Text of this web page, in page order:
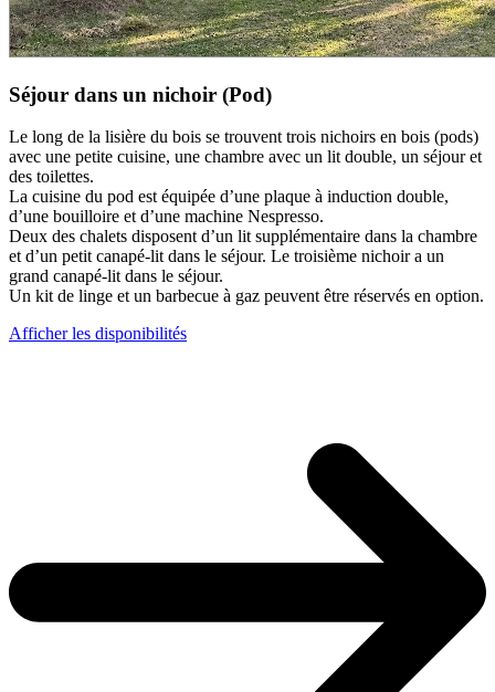
Séjour dans un nichoir (Pod)
Le long de la lisière du bois se trouvent trois nichoirs en bois (pods)
avec une petite cuisine, une chambre avec un lit double, un séjour et
des toilettes.
La cuisine du pod est équipée d’une plaque à induction double,
d’une bouilloire et d’une machine Nespresso.
Deux des chalets disposent d’un lit supplémentaire dans la chambre
et d’un petit canapé-lit dans le séjour. Le troisième nichoir a un
grand canapé-lit dans le séjour.
Un kit de linge et un barbecue à gaz peuvent être réservés en option.
Afficher les disponibilités